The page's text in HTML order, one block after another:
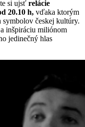
si ujsť relácie
20.10 h, vďaka ktorým
symbolov českej kultúry.
inšpiráciu miliónom
jedinečný hlas